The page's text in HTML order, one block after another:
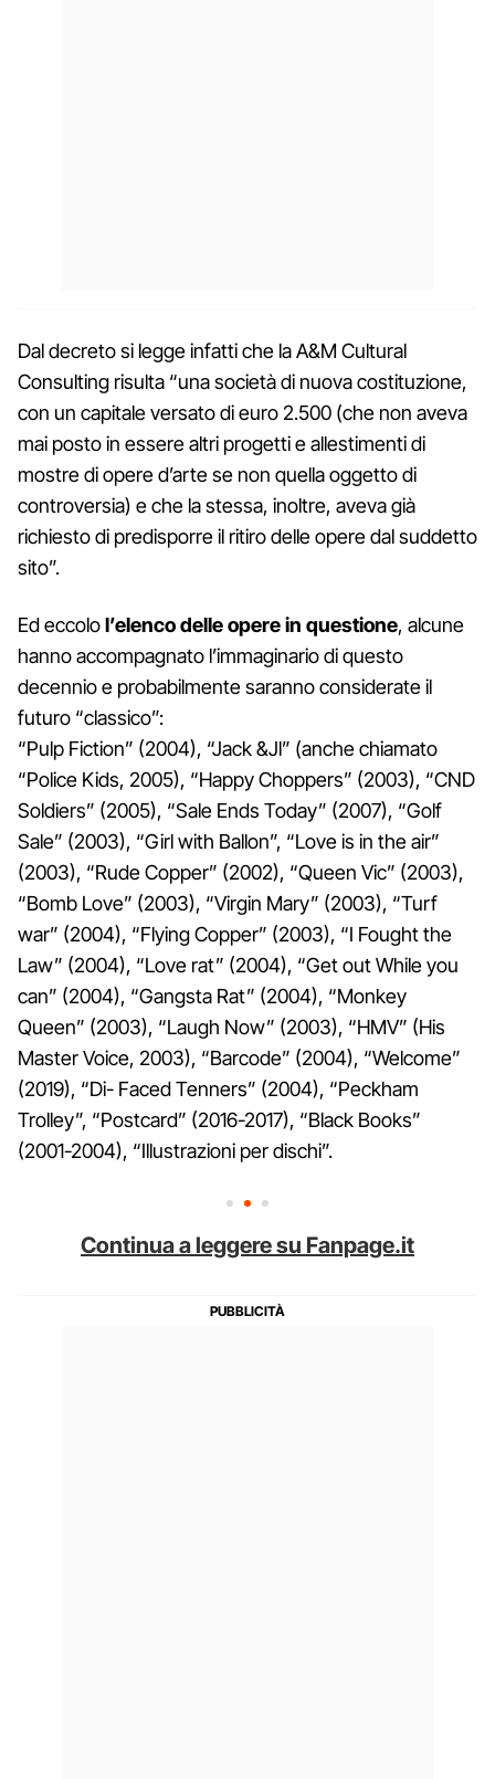
Dal decreto si legge infatti che la A&M Cultural
Consulting risulta “una società di nuova costituzione,
con un capitale versato di euro 2.500 (che non aveva
mai posto in essere altri progetti e allestimenti di
mostre di opere d’arte se non quella oggetto di
controversia) e che la stessa, inoltre, aveva già
richiesto di predisporre il ritiro delle opere dal suddetto
sito”.
Ed eccolol’elenco delle opere in questione, alcune
hanno accompagnato l’immaginario di questo
decennio e probabilmente saranno considerate il
futuro “classico”:
“Pulp Fiction” (2004), “Jack &Jl” (anche chiamato
“Police Kids, 2005), “Happy Choppers” (2003), “CND
Soldiers” (2005), “Sale Ends Today” (2007), “Golf
Sale” (2003), “Girl with Ballon”, “Love is in the air”
(2003), “Rude Copper” (2002), “Queen Vic” (2003),
“Bomb Love” (2003), “Virgin Mary” (2003), “Turf
war” (2004), “Flying Copper” (2003), “I Fought the
Law” (2004), “Love rat” (2004), “Get out While you
can” (2004), “Gangsta Rat” (2004), “Monkey
Queen” (2003), “Laugh Now” (2003), “HMV” (His
Master Voice, 2003), “Barcode” (2004), “Welcome”
(2019), “Di- Faced Tenners” (2004), “Peckham
Trolley”, “Postcard” (2016-2017), “Black Books”
(2001-2004), “Illustrazioni per dischi”.
Continua a leggere su Fanpage.it